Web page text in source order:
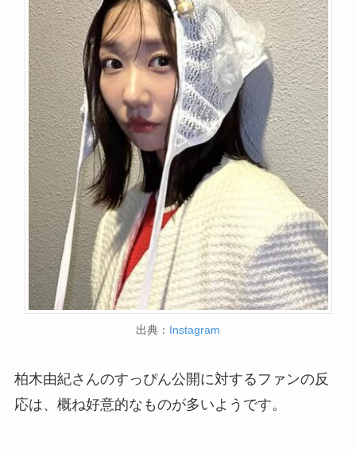
出典： Instagram
柏木由紀さんのすっぴん公開に対するファンの反
応は、概ね好意的なものが多いようです。